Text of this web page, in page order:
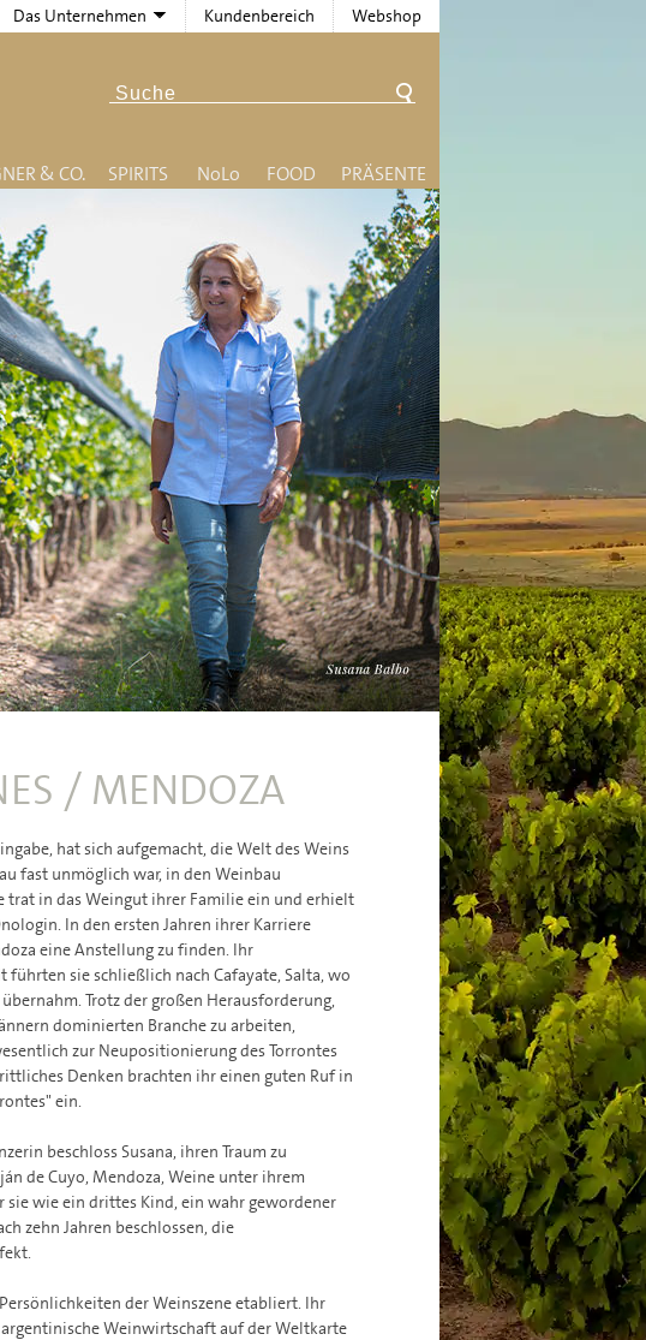
Das Unternehmen Kundenbereich Webshop
& CO. SPIRITS NoLo FOOD PRÄSENTE
/ MENDOZA
hat sich aufgemacht, die Welt des Weins
fast unmöglich war, in den Weinbau
trat in das Weingut ihrer Familie ein und erhielt
In den ersten Jahren ihrer Karriere
eine Anstellung zu finden. Ihr
sie schließlich nach Cafayate, Salta, wo
Trotz der großen Herausforderung,
dominierten Branche zu arbeiten,
zur Neupositionierung des Torrontes
Denken brachten ihr einen guten Ruf in
ein.
beschloss Susana, ihren Traum zu
de Cuyo, Mendoza, Weine unter ihrem
sie wie ein drittes Kind, ein wahr gewordener
zehn Jahren beschlossen, die
der Weinszene etabliert. Ihr
Weinwirtschaft auf der Weltkarte